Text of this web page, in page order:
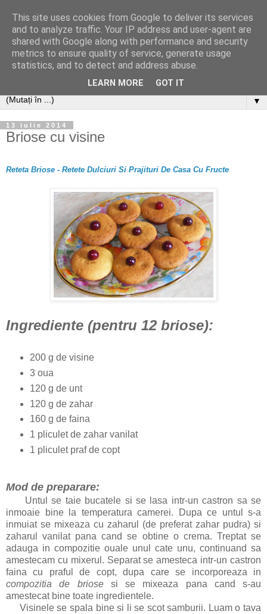
▼
13 iulie 2014
Briose cu visine
Reteta Briose - Retete Dulciuri Si Prajituri De Casa Cu Fructe
Ingrediente (pentru 12 briose):
200 g de visine
3 oua
120 g de unt
120 g de zahar
160 g de faina
1 pliculet de zahar vanilat
1 pliculet praf de copt
Mod de preparare:
Untul se taie bucatele si se lasa intr-un castron sa se
inmoaie bine la temperatura camerei. Dupa ce untul s-a
inmuiat se mixeaza cu zaharul (de preferat zahar pudra) si
zaharul vanilat pana cand se obtine o crema. Treptat se
adauga in compozitie ouale unul cate unu, continuand sa
amestecam cu mixerul. Separat se amesteca intr-un castron
faina cu praful de copt, dupa care se incorporeaza in
compozitia de briosesi se mixeaza pana cand s-au
amestecat bine toate ingredientele.
Visinele se spala bine si li se scot samburii. Luam o tava
This site uses cookies from Google to deliver its services
and to analyze traffic. Your IP address and user-agent are
shared with Google along with performance and security
metrics to ensure quality of service, generate usage
statistics, and to detect and address abuse.
LEARN MORE GOT IT